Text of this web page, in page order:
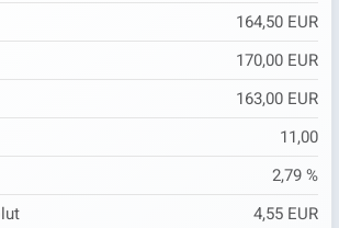
164,50 EUR
170,00 EUR
163,00 EUR
11,00
2,79 %
4,55 EUR